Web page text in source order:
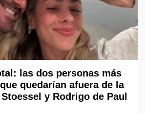
las dos personas más
quedarían afuera de la
y Rodrigo de Paul